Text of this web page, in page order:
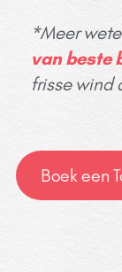
*Meer
van beste
frisse wind
Boek een